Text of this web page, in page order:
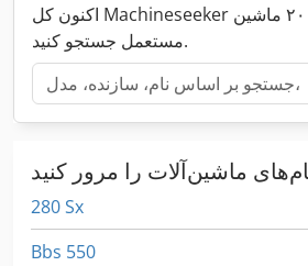
اکنون کل Machineseeker را با بیش از ۲۰۰٬۰۰۰ ماشین
مستعمل جستجو کنید.
280 Sx
Bbs 550